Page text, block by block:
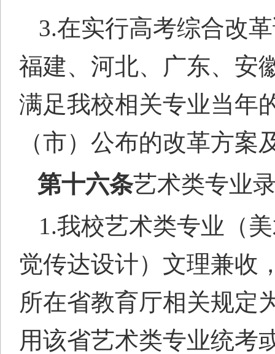
3.在实行高考综合改
福建、河北、广东、安
满足我校相关专业当年
（市）公布的改革方案
第十六条艺术类专业
1.我校艺术类专业（
觉传达设计）文理兼收
所在省教育厅相关规定
用该省艺术类专业统考